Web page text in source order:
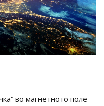
во магнетното поле